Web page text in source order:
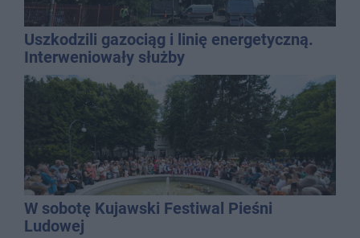
Uszkodzili gazociąg i linię energetyczną.
Interweniowały służby
W sobotę Kujawski Festiwal Pieśni
Ludowej